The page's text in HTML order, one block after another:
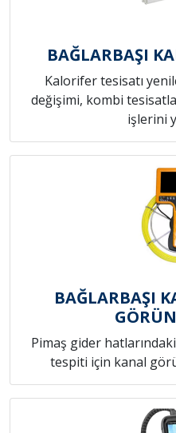
BAĞLARBAŞI
Kalorifer tesisatı
değişimi, kombi
işlerini
BAĞLARBAŞI
Pimaş gider hatlarındaki
tespiti için kanal